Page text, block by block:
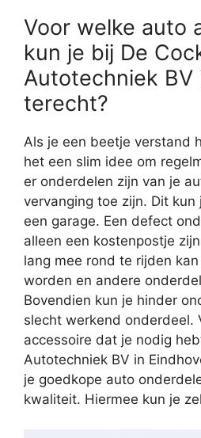
Voor welke auto
kun je bij De
Autotechniek BV
terecht?
Als je een beetje verstand
het een slim idee om
er onderdelen zijn van je
vervanging toe zijn. Dit
een garage. Een defect
alleen een kostenpostje
lang mee rond te rijden
worden en andere
Bovendien kun je hinder
slecht werkend onderdeel.
accessoire dat je nodig
Autotechniek BV in
je goedkope auto
kwaliteit. Hiermee kun je